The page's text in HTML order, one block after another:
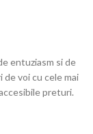
entuziasm si de
de voi cu cele mai
preturi.